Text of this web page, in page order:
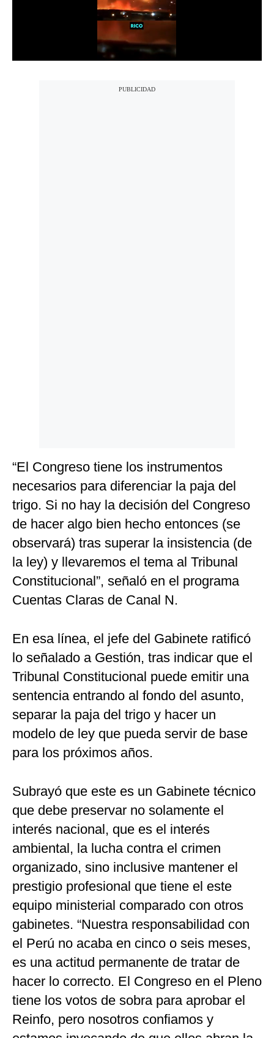
“El Congreso tiene los instrumentos
necesarios para diferenciar la paja del
trigo. Si no hay la decisión del Congreso
de hacer algo bien hecho entonces (se
observará) tras superar la insistencia (de
la ley) y llevaremos el tema al Tribunal
Constitucional”, señaló en el programa
Cuentas Claras de Canal N.
En esa línea, el jefe del Gabinete ratificó
lo señalado a Gestión, tras indicar que el
Tribunal Constitucional puede emitir una
sentencia entrando al fondo del asunto,
separar la paja del trigo y hacer un
modelo de ley que pueda servir de base
para los próximos años.
Subrayó que este es un Gabinete técnico
que debe preservar no solamente el
interés nacional, que es el interés
ambiental, la lucha contra el crimen
organizado, sino inclusive mantener el
prestigio profesional que tiene el este
equipo ministerial comparado con otros
gabinetes. “Nuestra responsabilidad con
el Perú no acaba en cinco o seis meses,
es una actitud permanente de tratar de
hacer lo correcto. El Congreso en el Pleno
tiene los votos de sobra para aprobar el
Reinfo, pero nosotros confiamos y